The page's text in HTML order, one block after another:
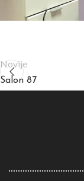
Novije
Salon 87